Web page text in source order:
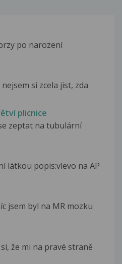
po narození
si zcela jist, zda
plicnice
zeptat na tubulární
látkou popis:vlevo na AP
jsem byl na MR mozku
že mi na pravé straně